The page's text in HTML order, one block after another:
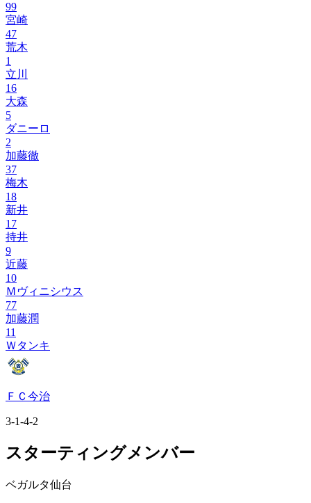
99
宮崎
47
荒木
1
立川
16
大森
5
ダニーロ
2
加藤徹
37
梅木
18
新井
17
持井
9
近藤
10
Ｍヴィニシウス
77
加藤潤
11
Ｗタンキ
ＦＣ今治
3-1-4-2
スターティングメンバー
ベガルタ仙台